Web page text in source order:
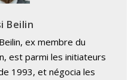
Beilin
ex membre du
est parmi les initiateurs
1993, et négocia les